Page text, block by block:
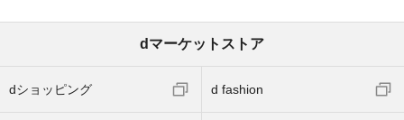
dマーケットストア
dショッピング d fashion